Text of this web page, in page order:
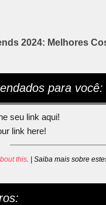
2024: Melhores
para você:
seu link aqui!
link here!
this. | Saiba mais sobre